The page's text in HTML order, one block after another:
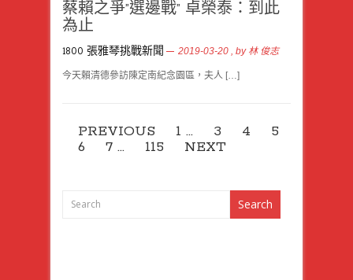
蔡賴之爭”選邊戰” 卓榮泰：到此
為止
1800 張雅琴挑戰新聞 2019-03-20 , by 林 俊志
今天賴清德參訪陳定南紀念園區，夫人 […]
PREVIOUS 1 … 3 4
5
6
7 … 115 NEXT